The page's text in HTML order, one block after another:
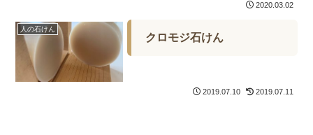
2020.03.02
人の石けん
クロモジ石けん
2019.07.10 2019.07.11